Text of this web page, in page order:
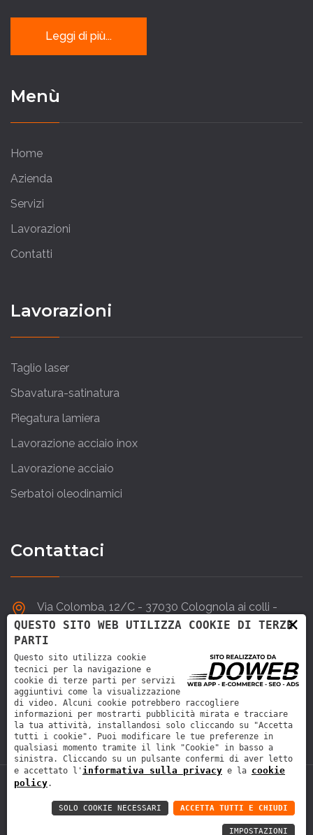
Leggi di più...
Menù
Home
Azienda
Servizi
Lavorazioni
Contatti
Lavorazioni
Taglio laser
Sbavatura-satinatura
Piegatura lamiera
Lavorazione acciaio inox
Lavorazione acciaio
Serbatoi oleodinamici
Contattaci
Via Colomba, 12/C - 37030 Colognola ai colli -
VERONA
045 6152266
info@doardo.it
Doardo costruzioni meccaniche S.n.c.
03873790236 |Informativa sulla privacy|Cookie policy
×
QUESTO SITO WEB UTILIZZA COOKIE DI TERZE
PARTI
Questo sito utilizza cookie
tecnici per la navigazione e
cookie di terze parti per servizi
aggiuntivi come la visualizzazione
di video. Alcuni cookie potrebbero raccogliere
informazioni per mostrarti pubblicità mirata e tracciare
la tua attività, installandosi solo cliccando su "Accetta
tutti i cookie". Puoi modificare le tue preferenze in
qualsiasi momento tramite il link "Cookie" in basso a
sinistra. Cliccando su un pulsante confermi di aver letto
e accettato l' informativa sulla privacy e la cookie
policy.
ACCETTA TUTTI E CHIUDI
SOLO COOKIE NECESSARI
IMPOSTAZIONI